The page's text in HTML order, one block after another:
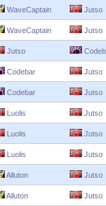
WaveCaptain Jutso
WaveCaptain Jutso
Jutso
Codebar Jutso
Codebar Jutso
Luolis Jutso
Luolis Jutso
Luolis Jutso
Alluton Jutso
Alluton Jutso